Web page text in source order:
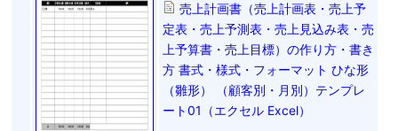
売上計画書（売上計画表・売上予
定表・売上予測表・売上見込み表・売
上予算書・売上目標）の作り方・書き
方 書式・様式・フォーマット ひな形
（雛形） （顧客別・月別）テンプレ
ート01（エクセル Excel）